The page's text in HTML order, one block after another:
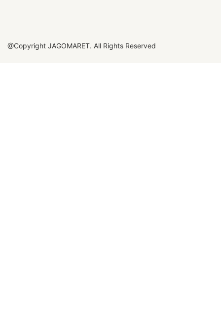
@Copyright JAGOMARET. All Rights Reserved